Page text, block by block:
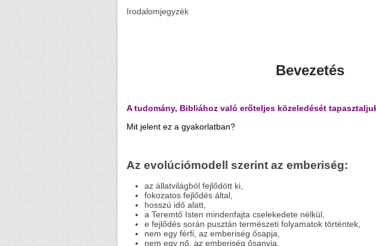
Irodalomjegyzék
Bevezetés
A tudomány, Bibliához való erőteljes közeledését
Mit jelent ez a gyakorlatban?
Az evolúciómodell szerint az emberiség:
az állatvilágból fejlődött ki,
fokozatos fejlődés által,
hosszú idő alatt,
a Teremtő Isten mindenfajta cselekedete nélkül,
e fejlődés során pusztán természeti folyamatok történtek,
nem egy férfi, az emberiség ősapja,
nem egy nő, az emberiség ősanyja.